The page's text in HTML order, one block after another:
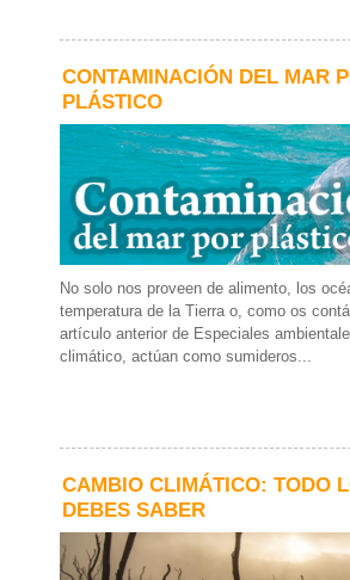
CONTAMINACIÓN DEL MAR
PLÁSTICO
No solo nos proveen de alimento, los
temperatura de la Tierra o, como os
artículo anterior de Especiales
climático, actúan como sumideros...
CAMBIO CLIMÁTICO: TODO
DEBES SABER